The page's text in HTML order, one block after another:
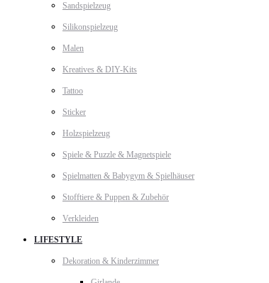
Sandspielzeug
Silikonspielzeug
Malen
Kreatives & DIY-Kits
Tattoo
Sticker
Holzspielzeug
Spiele & Puzzle & Magnetspiele
Spielmatten & Babygym & Spielhäuser
Stofftiere & Puppen & Zubehör
Verkleiden
LIFESTYLE
Dekoration & Kinderzimmer